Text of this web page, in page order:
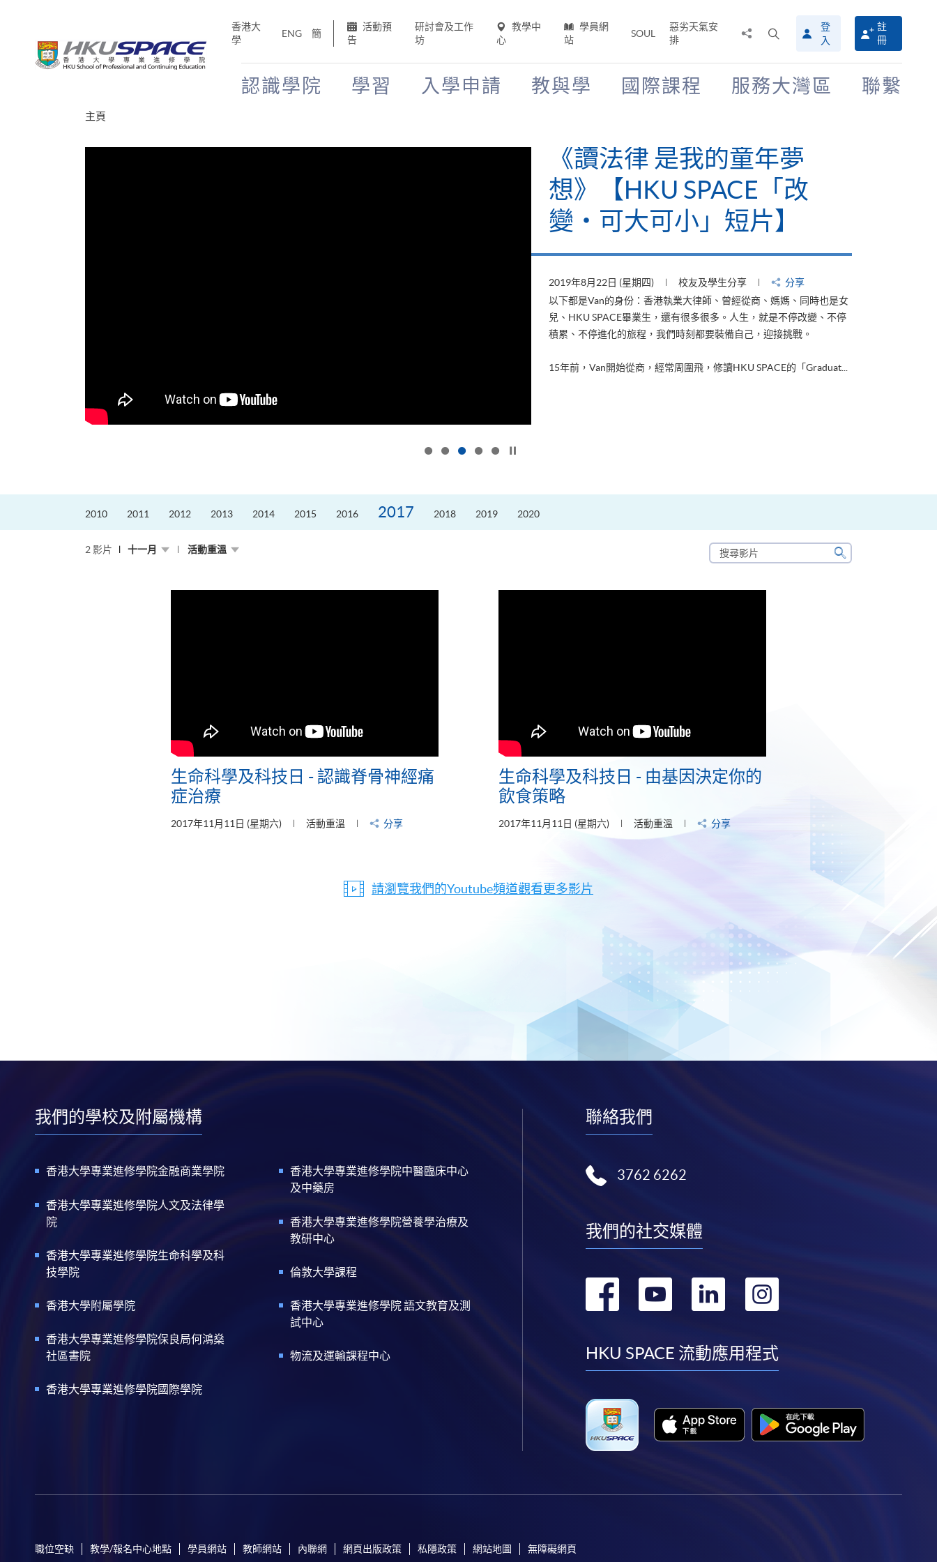
香港大
學
ENG 簡
活動預
告
研討會及工作
坊
教學中
心
學員網
站
SOUL
惡劣天氣安
排
搜
尋
介
登
入
註
冊
認識學院 學習 入學申請 教與學 國際課程 服務大灣區 聯繫
主頁
《讀法律 是我的童年夢
想》【HKU SPACE「改
變‧可大可小」短片】
2019年8月22日 (星期四) 校友及學生分享
分享
以下都是Van的身份：香港執業大律師、曾經從商、媽媽、同時也是女
兒、HKU SPACE畢業生，還有很多很多。人生，就是不停改變、不停
積累、不停進化的旅程，我們時刻都要裝備自己，迎接挑戰。
15年前，Van開始從商，經常周圍飛，修讀HKU SPACE的「Graduat...
2010 2011 2012 2013 2014 2015 2016 2017 2018 2019 2020
2 影片 十一月 活動重溫
搜
尋
片
搜
生命科學及科技日 - 認識脊骨神經痛
症治療
2017年11月11日 (星期六) 活動重溫 分享
生命科學及科技日 - 由基因決定你的
飲食策略
2017年11月11日 (星期六) 活動重溫 分享
請瀏覽我們的Youtube頻道觀看更多影片
我們的學校及附屬機構
香港大學專業進修學院金融商業學院
香港大學專業進修學院人文及法律學
院
香港大學專業進修學院生命科學及科
技學院
香港大學附屬學院
香港大學專業進修學院保良局何鴻燊
社區書院
香港大學專業進修學院國際學院
香港大學專業進修學院中醫臨床中心
及中藥房
香港大學專業進修學院營養學治療及
教研中心
倫敦大學課程
香港大學專業進修學院 語文教育及測
試中心
物流及運輸課程中心
聯絡我們
3762 6262
我們的社交媒體
轉
facebook
轉
youtube
轉
linkedin
轉
instagram
HKU SPACE 流動應用程式
職位空缺 教學/報名中心地點 學員網站 教師網站 內聯網 網頁出版政策 私隱政策 網站地圖 無障礙網頁